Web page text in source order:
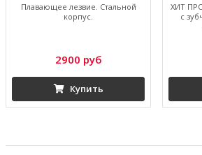
Плавающее лезвие. Стальной
корпус.
2900 руб
Купить
ХИТ
с